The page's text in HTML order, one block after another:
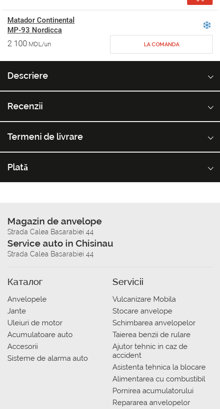
Matador Continental
MP-93 Nordicca
2 100 MDL/un LA COMANDA
Descriere
Recenzii
Termeni de livrare
Plată
Magazin de anvelope
Strada Calea Basarabiei 44
Service auto in Chisinau
Strada Calea Basarabiei 44
Каталог
Anvelopele
Jante
Uleiuri de motor
Acumulatoare auto
Accesorii
Sisteme de alarma auto
Servicii
Vulcanizare Mobila
Stocare anvelope
Schimbarea anvelopelor
Taierea benzii de rulare
Ajutor tehnic in caz de
accident
Asistenta tehnica la blocare
Alimentarea cu combustibil
Pornirea acumulatorului
Repararea anvelopelor